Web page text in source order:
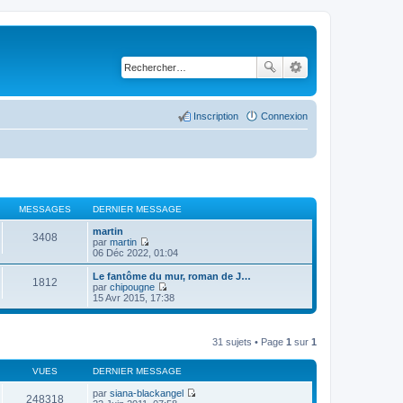
Connexion
Inscription
MESSAGES DERNIER MESSAGE
3408
martin
par martin
C
o
n
s
u
t
e
d
e
r
06 Déc 2022, 01:04
1812
Le fantôme du mur, roman de J…
par chipougne
C
o
n
t
e
r
l
15 Avr 2015, 17:38
31 sujets • Page 1 sur 1
VUES DERNIER MESSAGE
248318 par siana-blackangel